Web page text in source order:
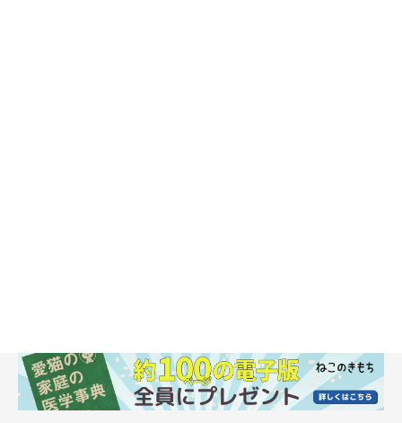
言えない表情。可愛すぎる」「お利口に待ってるんだね」「置物
でしょ！？」「このポーズにしてこの顔 ほんとカワイイ」など
と、反響のコメントが寄せられていました。